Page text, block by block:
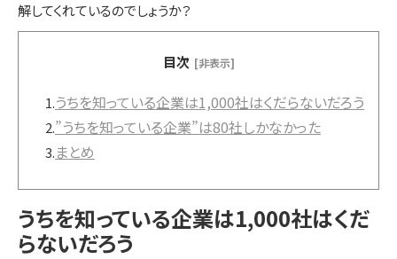
ナーチャリングコンテンツ内製化支援（資料・動画）
BtoBマーケティング基礎研修（ゲーム体験型）
解してくれているのでしょうか？
目次 [非表示]
1.うちを知っている企業は1,000社はくだらないだろう
2.”うちを知っている企業”は80社しかなかった
3.まとめ
うちを知っている企業は1,000社はくだ
らないだろう